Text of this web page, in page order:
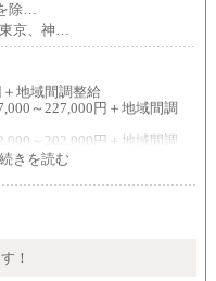
除…
京、神…
地域間調整給
～227,000円＋地域間調
～202,000円＋地域間調
円
トよりご確認ください。
きを読む
！